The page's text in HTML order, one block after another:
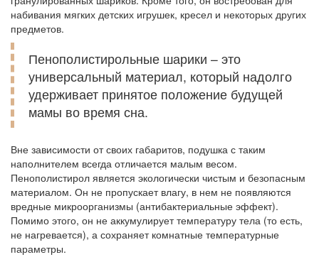
набивания мягких детских игрушек, кресел и некоторых других
предметов.
Пенополистирольные шарики – это
универсальный материал, который надолго
удерживает принятое положение будущей
мамы во время сна.
Вне зависимости от своих габаритов, подушка с таким
наполнителем всегда отличается малым весом.
Пенополистирол является экологически чистым и безопасным
материалом. Он не пропускает влагу, в нем не появляются
вредные микроорганизмы (антибактериальные эффект).
Помимо этого, он не аккумулирует температуру тела (то есть,
не нагревается), а сохраняет комнатные температурные
параметры.